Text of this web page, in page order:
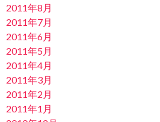
2011年8月
2011年7月
2011年6月
2011年5月
2011年4月
2011年3月
2011年2月
2011年1月